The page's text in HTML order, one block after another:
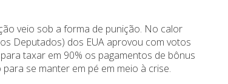
veio sob a forma de punição. No calor
Deputados) dos EUA aprovou com votos
taxar em 90% os pagamentos de bônus
se manter em pé em meio à crise.